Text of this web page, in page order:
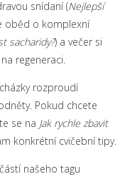
snídaní (Nejlepší
oběd o komplexní
sacharidy?) a večer si
regeneraci.
rozproudí
Pokud chcete
se na Jak rychle zbavit
konkrétní cvičební tipy.
našeho tagu